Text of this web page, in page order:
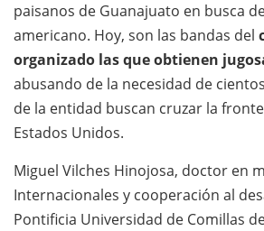
paisanos de Guanajuato en busca
americano. Hoy, son las bandas del
organizado las que obtienen
abusando de la necesidad de
de la entidad buscan cruzar la
Estados Unidos.
Miguel Vilches Hinojosa, doctor en
Internacionales y cooperación al
Pontificia Universidad de Comillas